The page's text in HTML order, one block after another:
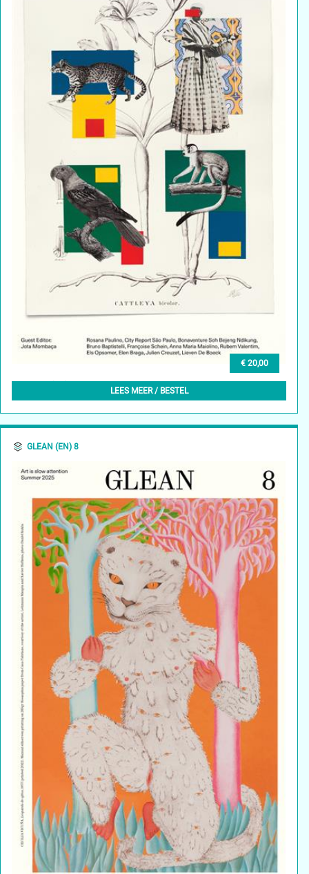
€ 20,00
GLEAN (EN) 9, AUTUMN 2025
LEES MEER / BESTEL
GLEAN (EN) 8